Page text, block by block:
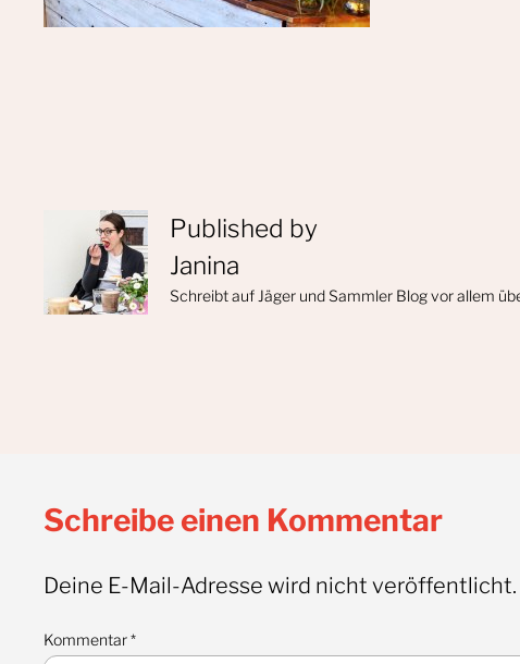
Published by
Janina
Schreibt auf Jäger und Sammler Blog vor allem
Schreibe einen Kommentar
Deine E-Mail-Adresse wird nicht veröffentlicht.
Kommentar*